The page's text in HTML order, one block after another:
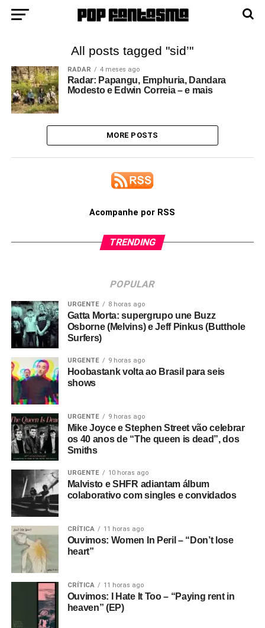
All posts tagged "sid’"
RADAR 4 meses ago
Radar: Papangu, Emphuria, Dandara
Modesto e Edwin Correia – e mais
MORE POSTS
Acompanhe por RSS
TRENDING
POPULAR
URGENTE 8 horas ago
Gatta Morta: supergrupo une Buzz
Osborne (Melvins) e Jeff Pinkus (Butthole
Surfers)
URGENTE 9 horas ago
Hoobastank volta ao Brasil para seis
shows
URGENTE 9 horas ago
Mike Joyce e Stephen Street vão celebrar
os 40 anos de “The queen is dead”, dos
Smiths
URGENTE 10 horas ago
Malvisto e SHFR adiantam álbum
colaborativo com singles e convidados
CRÍTICA 11 horas ago
Ouvimos: Women In Peril – “Don’t lose
heart”
CRÍTICA 11 horas ago
Ouvimos: I Hate It Too – “Paying rent in
heaven” (EP)